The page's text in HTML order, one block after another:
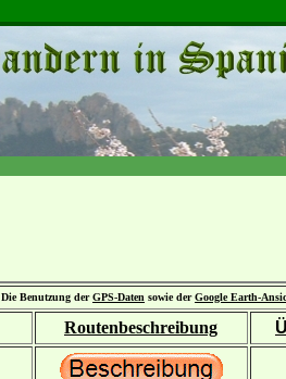
Die Benutzung derGPS-Daten sowie derGoogle Earth-
Routenbeschreibung